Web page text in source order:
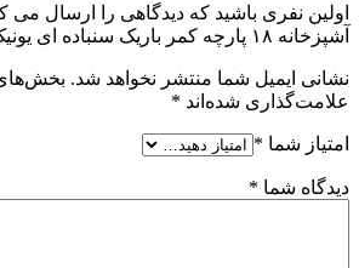
اولین نفری باشید که دیدگاهی را ارسال
آشپزخانه ۱۸ پارچه کمر باریک سنباده ای یونیک”
نشانی ایمیل شما منتشر نخواهد شد. بخش‌های
علامت‌گذاری شده‌اند *
امتیاز شما *
دیدگاه شما *